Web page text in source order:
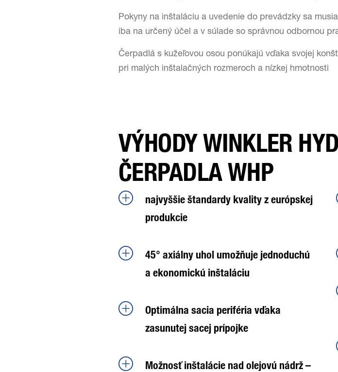
Pokyny na inštaláciu a uvedenie do prevádzky sa
iba na určený účel a v súlade so správnou odbornou
Čerpadlá s kužeľovou osou ponúkajú vďaka svojej
pri malých inštalačných rozmeroch a nízkej hmotnosti
VÝHODY WINKLER
ČERPADLA WHP
najvyššie štandardy kvality z európskej
produkcie
45° axiálny uhol umožňuje jednoduchú
a ekonomickú inštaláciu
Optimálna sacia periféria vďaka
zasunutej sacej prípojke
Možnosť inštalácie nad olejovú nádrž –